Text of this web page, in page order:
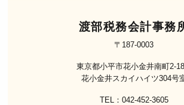
渡部税務会計事務
〒187-0003
東京都小平市花小金井南町2-
花小金井スカイハイツ304号
TEL：042-452-3605